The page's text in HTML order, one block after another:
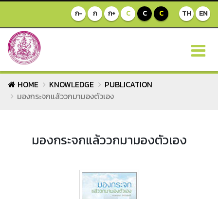
TH EN
ก- ก ก+ C C C
HOME KNOWLEDGE
PUBLICATION
มองกระจกแล้ววกมามองตัวเอง
มองกระจกแล้ววกมามองตัวเอง